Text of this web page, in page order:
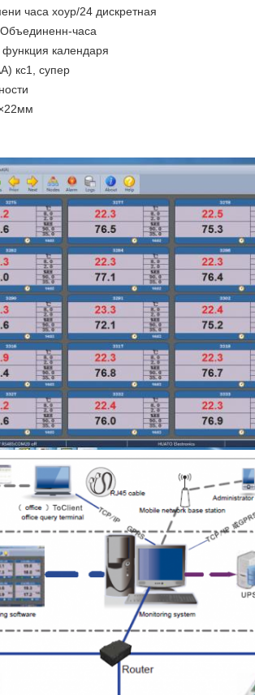
часа хоур/24 дискретная
часа
функция календаря
кс1, супер